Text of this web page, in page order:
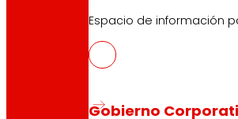
Espacio de información
Gobierno